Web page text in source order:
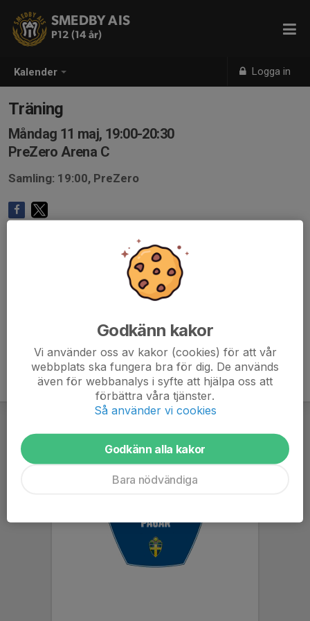
Kalender Logga in
SMEDBY AIS
P12 (14 år)
Träning
Måndag 11 maj, 19:00-20:30
PreZero Arena C
Samling: 19:00, PreZero
Godkänn kakor
Vi använder oss av kakor (cookies) för att vår
webbplats ska fungera bra för dig. De används
även för webbanalys i syfte att hjälpa oss att
förbättra våra tjänster.
Så använder vi cookies
Godkänn alla kakor
Bara nödvändiga